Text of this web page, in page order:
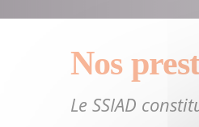
Nos
Le SSIAD